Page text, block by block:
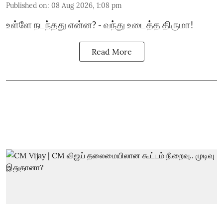
Published on: 08 Aug 2026, 1:08 pm
உள்ளே நடந்தது என்ன? - வந்து உடைத்த திருமா!
Read More